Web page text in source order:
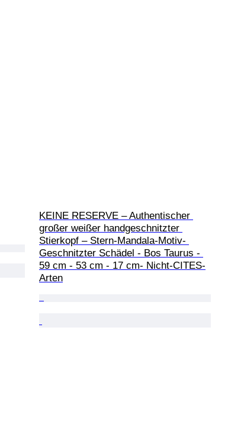
KEINE RESERVE – Authentischer
großer weißer handgeschnitzter
Stierkopf – Stern-Mandala-Motiv-
Geschnitzter Schädel - Bos Taurus -
59 cm - 53 cm - 17 cm- Nicht-CITES-
Arten